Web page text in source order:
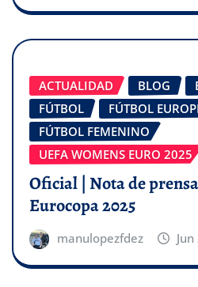
ACTUALIDAD BLOG
FÚTBOL
FÚTBOL
FÚTBOL FEMENINO
UEFA WOMENS EURO 2025
Oficial | Nota de
Eurocopa 2025
manulopezfdez